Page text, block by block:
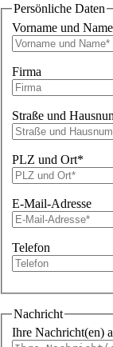
Persönliche Daten
Vorname und Name
Firma
Straße und
PLZ und Ort*
E-Mail-Adresse
Telefon
Nachricht
Ihre Nachricht(en)